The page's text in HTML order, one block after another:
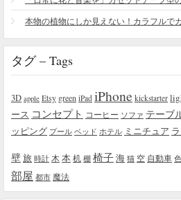
タグ – Tags
3D apple Etsy green iPad iPhone kickstarter
ース コンセプト コーヒー ソファ テーブ
ッピング プール ベッド ホテル ミニチュア
壁旅 時計 木 本机 棚 椅子海 猫 空 自動車 色
部屋 都市 魔法